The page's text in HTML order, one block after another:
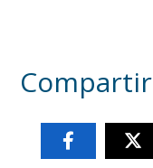
Compartir